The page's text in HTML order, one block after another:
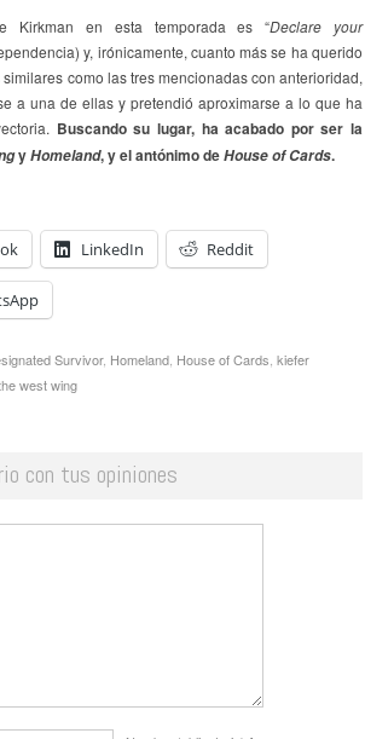
Kirkman en esta temporada es “Declare your
y, irónicamente, cuanto más se ha querido
como las tres mencionadas con anterioridad,
a una de ellas y pretendió aproximarse a lo que ha
Buscando su lugar, ha acabado por ser la
yHomeland, y el antónimo deHouse of Cards.
LinkedIn Reddit
Survivor, Homeland House of Cards kiefer
west wing
con tus opiniones